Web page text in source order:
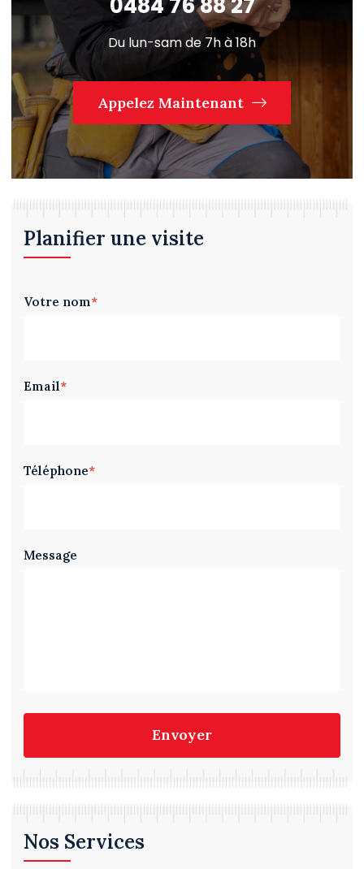
Du lun-sam de 7h à 18h
Appelez Maintenant
Planifier une visite
Votre nom*
Email*
Téléphone*
Message
Envoyer
Nos Services